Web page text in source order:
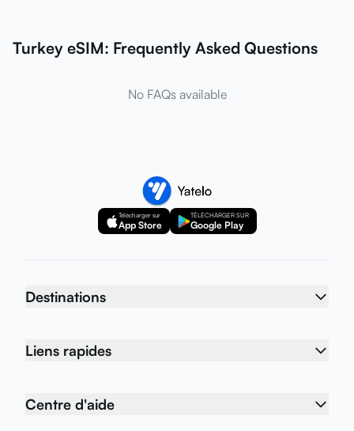
Turkey eSIM: Frequently Asked Questions
No FAQs available
Télécharger sur
App Store
TÉLÉCHARGER SUR
Google Play
Destinations
Liens rapides
Centre d'aide